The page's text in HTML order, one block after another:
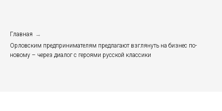
Главная →
Орловским предпринимателям предлагают взглянуть на бизнес по-
новому – через диалог с героями русской классики